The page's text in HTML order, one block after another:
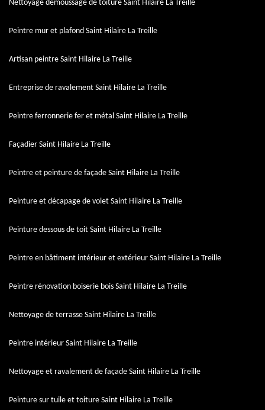
Nettoyage démoussage de toiture Saint Hilaire La Treille
Peintre mur et plafond Saint Hilaire La Treille
Artisan peintre Saint Hilaire La Treille
Entreprise de ravalement Saint Hilaire La Treille
Peintre ferronnerie fer et métal Saint Hilaire La Treille
Façadier Saint Hilaire La Treille
Peintre et peinture de façade Saint Hilaire La Treille
Peinture et décapage de volet Saint Hilaire La Treille
Peinture dessous de toit Saint Hilaire La Treille
Peintre en bâtiment intérieur et extérieur Saint Hilaire La Treille
Peintre rénovation boiserie bois Saint Hilaire La Treille
Nettoyage de terrasse Saint Hilaire La Treille
Peintre intérieur Saint Hilaire La Treille
Nettoyage et ravalement de façade Saint Hilaire La Treille
Peinture sur tuile et toiture Saint Hilaire La Treille